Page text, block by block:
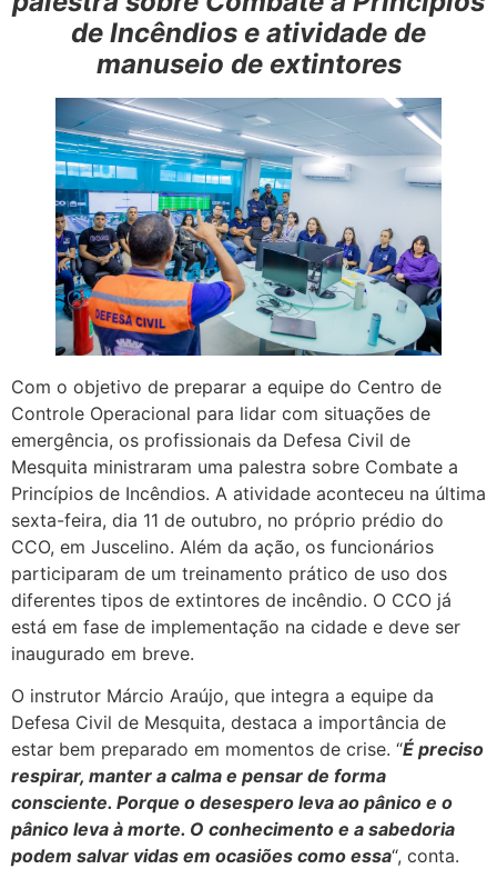
de Incêndios e atividade de
manuseio de extintores
Com o objetivo de preparar a equipe do Centro de
Controle Operacional para lidar com situações de
emergência, os profissionais da Defesa Civil de
Mesquita ministraram uma palestra sobre Combate a
Princípios de Incêndios. A atividade aconteceu na última
sexta-feira, dia 11 de outubro, no próprio prédio do
CCO, em Juscelino. Além da ação, os funcionários
participaram de um treinamento prático de uso dos
diferentes tipos de extintores de incêndio. O CCO já
está em fase de implementação na cidade e deve ser
inaugurado em breve.
O instrutor Márcio Araújo, que integra a equipe da
Defesa Civil de Mesquita, destaca a importância de
estar bem preparado em momentos de crise. “É preciso
respirar, manter a calma e pensar de forma
consciente. Porque o desespero leva ao pânico e o
pânico leva à morte. O conhecimento e a sabedoria
podem salvar vidas em ocasiões como essa“, conta.